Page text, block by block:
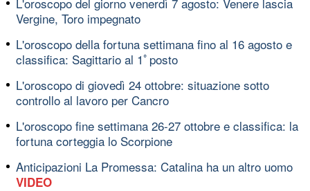
Vergine, Toro impegnato
L'oroscopo della fortuna settimana fino al 16 agosto e
classifica: Sagittario al 1ﾟposto
L'oroscopo di giovedì 24 ottobre: situazione sotto
controllo al lavoro per Cancro
L'oroscopo fine settimana 26-27 ottobre e classifica: la
fortuna corteggia lo Scorpione
Anticipazioni La Promessa: Catalina ha un altro uomo
VIDEO